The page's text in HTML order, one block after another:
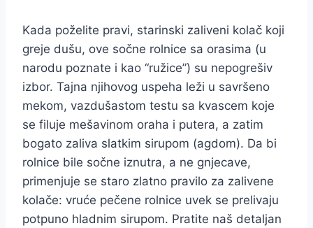
Kada poželite pravi, starinski zaliveni kolač koji
greje dušu, ove sočne rolnice sa orasima (u
narodu poznate i kao “ružice”) su nepogrešiv
izbor. Tajna njihovog uspeha leži u savršeno
mekom, vazdušastom testu sa kvascem koje
se filuje mešavinom oraha i putera, a zatim
bogato zaliva slatkim sirupom (agdom). Da bi
rolnice bile sočne iznutra, a ne gnjecave,
primenjuje se staro zlatno pravilo za zalivene
kolače: vruće pečene rolnice uvek se prelivaju
potpuno hladnim sirupom. Pratite naš detaljan